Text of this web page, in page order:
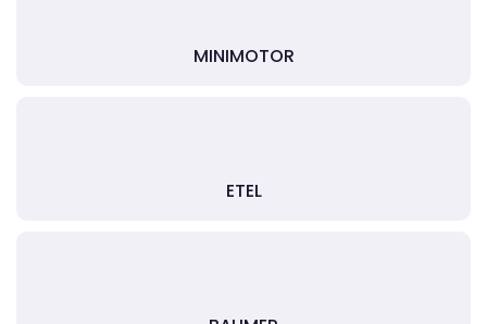
MINIMOTOR
ETEL